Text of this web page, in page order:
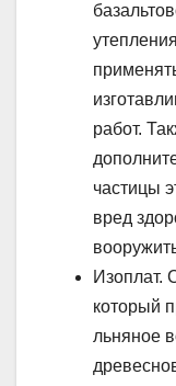
работ.
частицы
вред
Изоплат.
который
льняное